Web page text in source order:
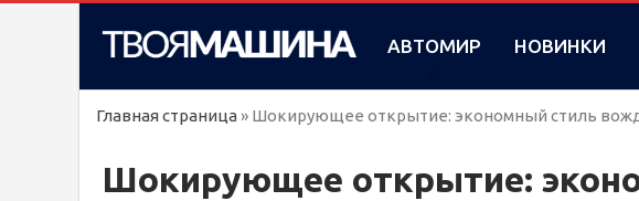
АВТОМИР НОВИНКИ
Главная страница » Шокирующее открытие: экономный стиль
Шокирующее открытие: